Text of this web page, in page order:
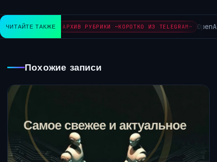
ЧИТАЙТЕ ТАКЖЕ АРХИВ РУБРИКИ ~КОРОТКО ИЗ TELEGRAM~
Похожие записи